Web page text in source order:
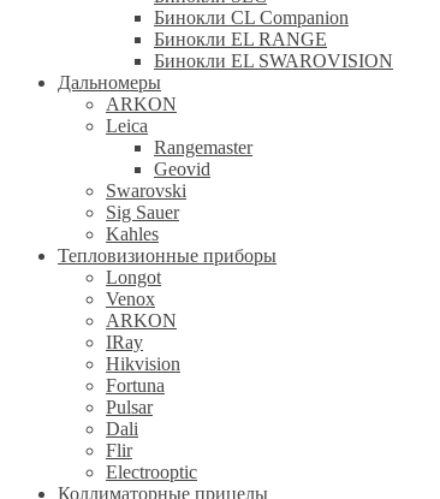
Бинокли CL Companion
Бинокли EL RANGE
Бинокли EL SWAROVISION
Дальномеры
ARKON
Leica
Rangemaster
Geovid
Swarovski
Sig Sauer
Kahles
Тепловизионные приборы
Longot
Venox
ARKON
IRay
Hikvision
Fortuna
Pulsar
Dali
Flir
Electrooptic
Коллиматорные прицелы